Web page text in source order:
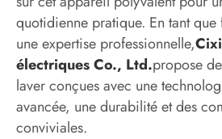
quotidienne pratique. En tant
une expertise professionnelle,
électriques Co., Ltd.propose
laver conçues avec une
avancée, une durabilité et des
conviviales.